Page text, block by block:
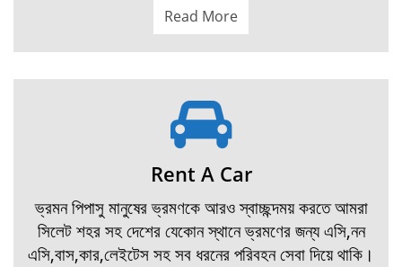
Read More
Rent A Car
ভ্রমন পিপাসু মানুষের ভ্রমণকে আরও স্বাচ্ছন্দময় করতে আমরা
সিলেট শহর সহ দেশের যেকোন স্থানে ভ্রমণের জন্য এসি,নন
এসি,বাস,কার,লেইটেস সহ সব ধরনের পরিবহন সেবা দিয়ে থাকি।